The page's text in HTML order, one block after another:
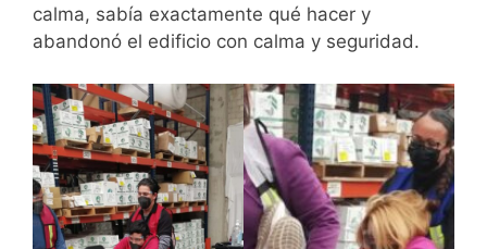
calma, sabía exactamente qué hacer y
abandonó el edificio con calma y seguridad.